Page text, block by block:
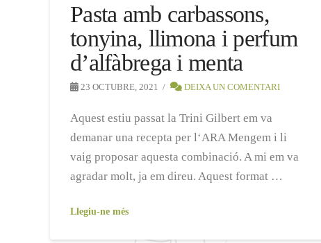
Pasta amb carbassons,
tonyina, llimona i perfum
d’alfàbrega i menta
23 OCTUBRE, 2021 DEIXA UN COMENTARI
Aquest estiu passat la Trini Gilbert em va
demanar una recepta per l‘ARA Mengem i li
vaig proposar aquesta combinació. A mi em va
agradar molt, ja em direu. Aquest format …
Llegiu-ne més